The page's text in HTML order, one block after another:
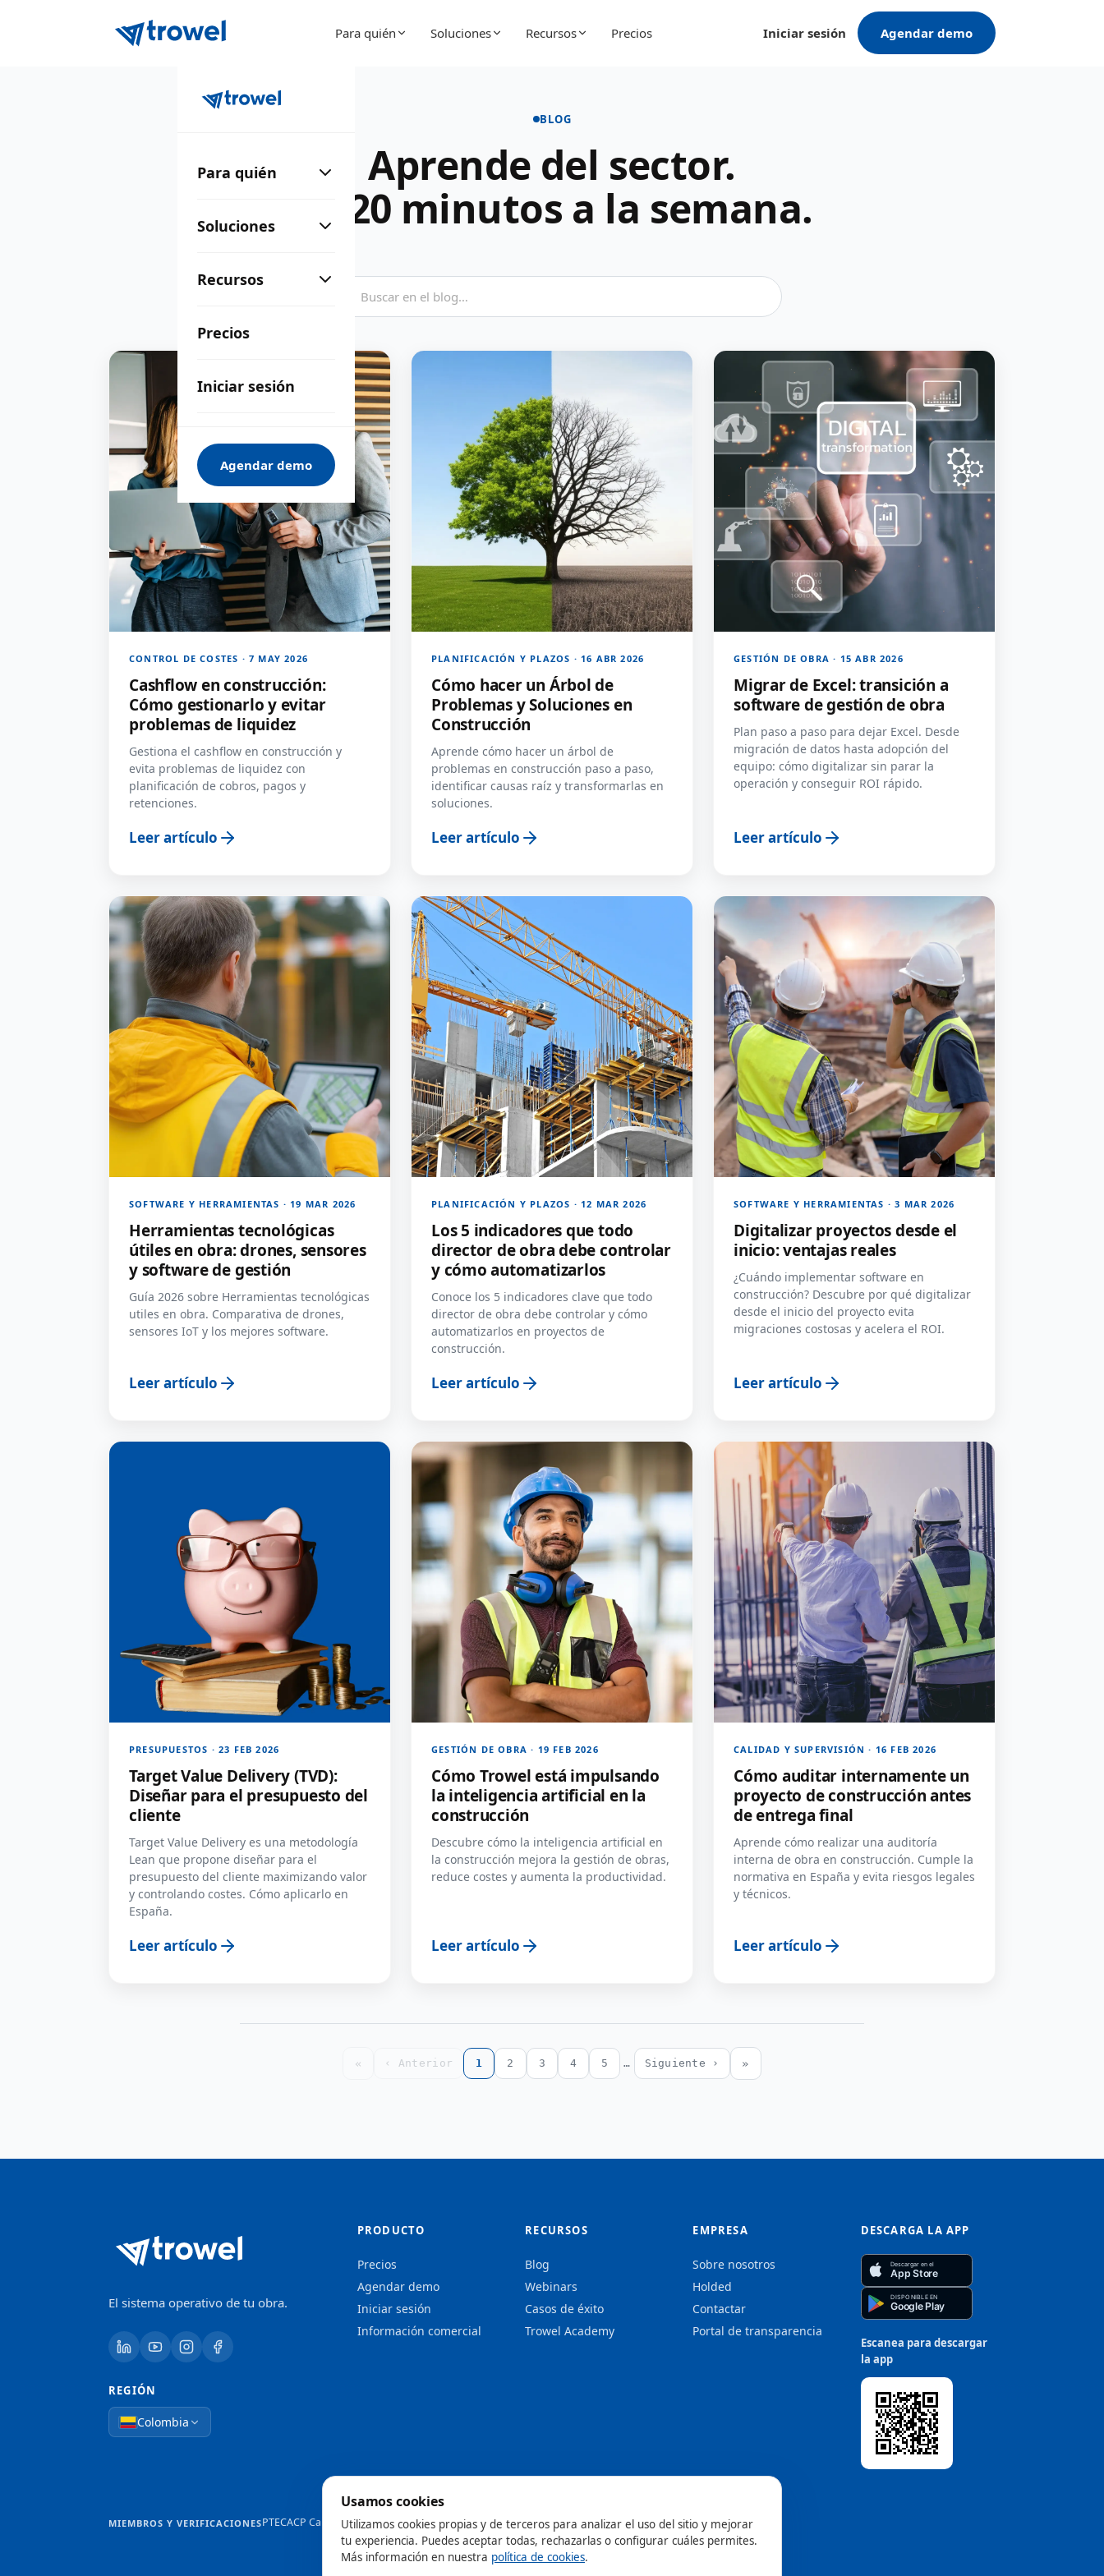
Para quién Soluciones Recursos Precios Iniciar sesión Agendar demo
Para quién
Soluciones
Recursos
Precios
Iniciar sesión
Agendar demo
BLOG
Aprende del sector.
En 20 minutos a la semana.
CONTROL DE COSTES · 7 MAY 2026
Cashflow en construcción:
Cómo gestionarlo y evitar
problemas de liquidez
Gestiona el cashflow en construcción y
evita problemas de liquidez con
planificación de cobros, pagos y
retenciones.
Leer artículo
PLANIFICACIÓN Y PLAZOS · 16 ABR 2026
Cómo hacer un Árbol de
Problemas y Soluciones en
Construcción
Aprende cómo hacer un árbol de
problemas en construcción paso a paso,
identificar causas raíz y transformarlas en
soluciones.
Leer artículo
GESTIÓN DE OBRA · 15 ABR 2026
Migrar de Excel: transición a
software de gestión de obra
Plan paso a paso para dejar Excel. Desde
migración de datos hasta adopción del
equipo: cómo digitalizar sin parar la
operación y conseguir ROI rápido.
Leer artículo
SOFTWARE Y HERRAMIENTAS · 19 MAR 2026
Herramientas tecnológicas
útiles en obra: drones, sensores
y software de gestión
Guía 2026 sobre Herramientas tecnológicas
utiles en obra. Comparativa de drones,
sensores IoT y los mejores software.
Leer artículo
PLANIFICACIÓN Y PLAZOS · 12 MAR 2026
Los 5 indicadores que todo
director de obra debe controlar
y cómo automatizarlos
Conoce los 5 indicadores clave que todo
director de obra debe controlar y cómo
automatizarlos en proyectos de
construcción.
Leer artículo
SOFTWARE Y HERRAMIENTAS · 3 MAR 2026
Digitalizar proyectos desde el
inicio: ventajas reales
¿Cuándo implementar software en
construcción? Descubre por qué digitalizar
desde el inicio del proyecto evita
migraciones costosas y acelera el ROI.
Leer artículo
PRESUPUESTOS · 23 FEB 2026
Target Value Delivery (TVD):
Diseñar para el presupuesto del
cliente
Target Value Delivery es una metodología
Lean que propone diseñar para el
presupuesto del cliente maximizando valor
y controlando costes. Cómo aplicarlo en
España.
Leer artículo
GESTIÓN DE OBRA · 19 FEB 2026
Cómo Trowel está impulsando
la inteligencia artificial en la
construcción
Descubre cómo la inteligencia artificial en
la construcción mejora la gestión de obras,
reduce costes y aumenta la productividad.
Leer artículo
CALIDAD Y SUPERVISIÓN · 16 FEB 2026
Cómo auditar internamente un
proyecto de construcción antes
de entrega final
Aprende cómo realizar una auditoría
interna de obra en construcción. Cumple la
normativa en España y evita riesgos legales
y técnicos.
Leer artículo
« ‹ Anterior 1 2 3 4 5 … Siguiente › »
El sistema operativo de tu obra.
REGIÓN
Colombia
PRODUCTO
Precios
Agendar demo
Iniciar sesión
Información comercial
RECURSOS
Blog
Webinars
Casos de éxito
Trowel Academy
EMPRESA
Sobre nosotros
Holded
Contactar
Portal de transparencia
DESCARGA LA APP
Descargar en el
App Store
DISPONIBLE EN
Google Play
Escanea para descargar
la app
MIEMBROS Y VERIFICACIONESPTECACP Cantabria
Usamos cookies
Utilizamos cookies propias y de terceros para analizar el uso del sitio y mejorar
tu experiencia. Puedes aceptar todas, rechazarlas o configurar cuáles permites.
Más información en nuestra política de cookies.